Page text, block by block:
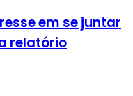
em se juntar
relatório